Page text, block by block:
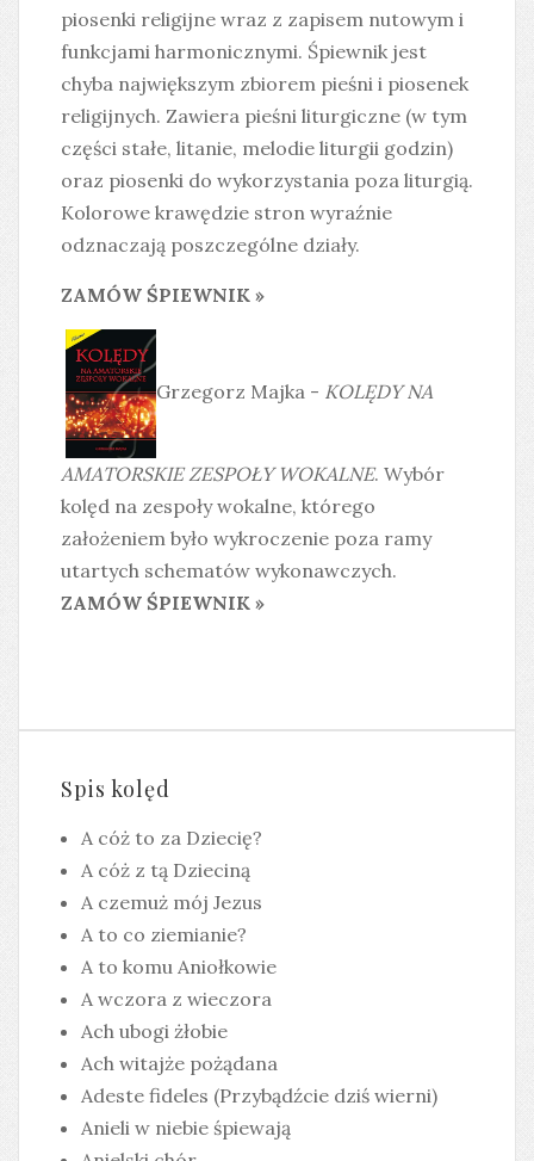
piosenki religijne wraz z zapisem nutowym i
funkcjami harmonicznymi. Śpiewnik jest
chyba największym zbiorem pieśni i piosenek
religijnych. Zawiera pieśni liturgiczne (w tym
części stałe, litanie, melodie liturgii godzin)
oraz piosenki do wykorzystania poza liturgią.
Kolorowe krawędzie stron wyraźnie
odznaczają poszczególne działy.
ZAMÓW ŚPIEWNIK »
Grzegorz Majka - KOLĘDY NA
AMATORSKIE ZESPOŁY WOKALNE. Wybór
kolęd na zespoły wokalne, którego
założeniem było wykroczenie poza ramy
utartych schematów wykonawczych.
ZAMÓW ŚPIEWNIK »
Spis kolęd
A cóż to za Dziecię?
A cóż z tą Dzieciną
A czemuż mój Jezus
A to co ziemianie?
A to komu Aniołkowie
A wczora z wieczora
Ach ubogi żłobie
Ach witajże pożądana
Adeste fideles (Przybądźcie dziś wierni)
Anieli w niebie śpiewają